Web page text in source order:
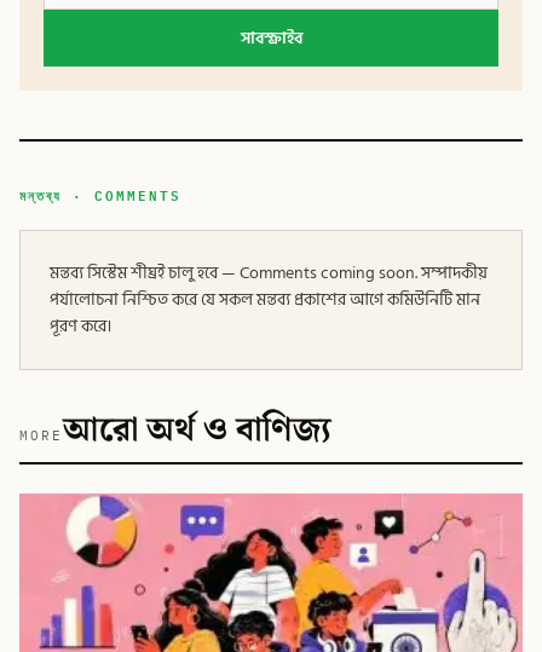
সাবস্ক্রাইব
মন্তব্য · COMMENTS
মন্তব্য সিস্টেম শীঘ্রই চালু হবে — Comments coming soon. সম্পাদকীয়
পর্যালোচনা নিশ্চিত করে যে সকল মন্তব্য প্রকাশের আগে কমিউনিটি মান
পূরণ করে।
MOREআরো অর্থ ও বাণিজ্য